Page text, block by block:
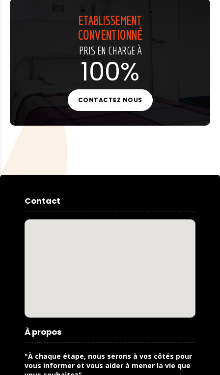
ETABLISSEMENT
CONVENTIONNÉ
PRIS EN CHARGE À
100%
CONTACTEZ NOUS
Contact
À propos
"À chaque étape, nous serons à vos côtés pour
vous informer et vous aider à mener la vie que